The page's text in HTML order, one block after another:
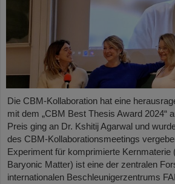
Die CBM-Kollaboration hat eine
mit dem „CBM Best Thesis Award 2024“
Preis ging an Dr. Kshitij Agarwal und
des CBM-Kollaborationsmeetings
Experiment für komprimierte Kernmaterie
Baryonic Matter) ist eine der zentralen
internationalen Beschleunigerzentrums